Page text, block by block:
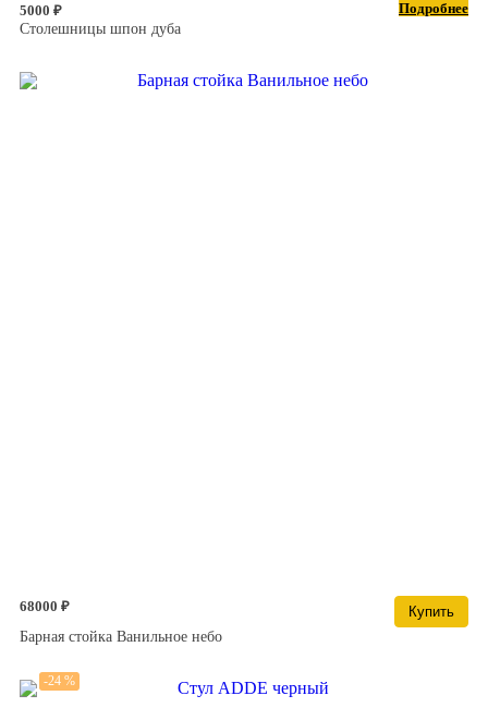
5000 ₽
Подробнее
Столешницы шпон дуба
68000 ₽
Купить
Барная стойка Ванильное небо
-24 %